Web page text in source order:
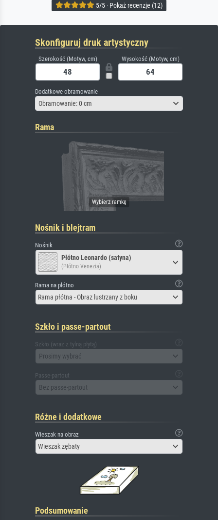
5/5 · Pokaż recenzje (12)
Skonfiguruj druk artystyczny
Szerokość (Motyw, cm) Wysokość (Motyw, cm)
Dodatkowe obramowanie
Obramowanie: 0 cm
Rama
Nośnik i blejtram
Nośnik
Płótno Leonardo (satyna)
(Płótno Venezia)
Rama na płótno
Rama płótna - Obraz lustrzany z boku
Szkło i passe-partout
Szkło (wraz z tylną płytą)
Prosimy wybrać
Passe-partout
Bez passe-partout
Różne i dodatkowe
Wieszak na obraz
Wieszak zębaty
Podsumowanie